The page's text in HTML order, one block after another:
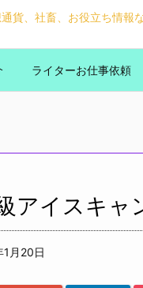
貨、社畜、お役立ち情報
ライターお仕事依頼
アイスキャ
1月20日